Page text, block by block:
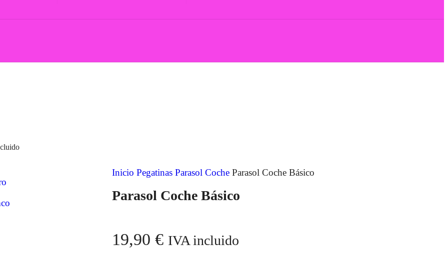
Inicio Pegatinas Parasol Coche Parasol Coche Básico
Parasol Coche Básico
19,90 € IVA incluido